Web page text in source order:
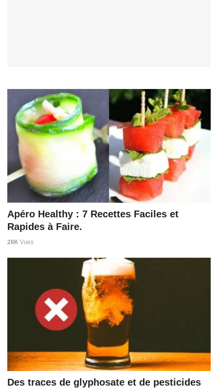
Apéro Healthy : 7 Recettes Faciles et
Rapides à Faire.
28K Vues
Des traces de glyphosate et de pesticides